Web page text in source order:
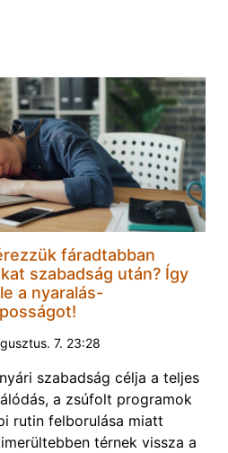
fáradtabban
szabadság után? Így
a nyaralás-
7. 23:28
szabadság célja a teljes
a zsúfolt programok
rutin felborulása miatt
térnek vissza a